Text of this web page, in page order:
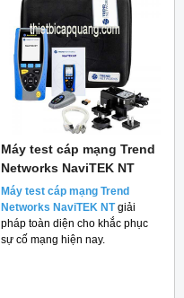
Máy test cáp mạng Trend
Networks NaviTEK NT
Máy test cáp mạng Trend
Networks NaviTEK NT giải
pháp toàn diện cho khắc phục
sự cố mạng hiện nay.